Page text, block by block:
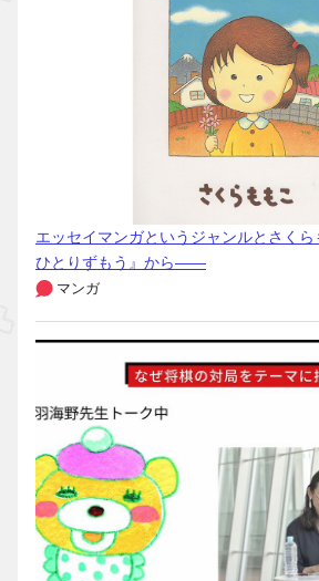
エッセイマンガというジャンルとさく
ひとりずもう』から――
マンガ